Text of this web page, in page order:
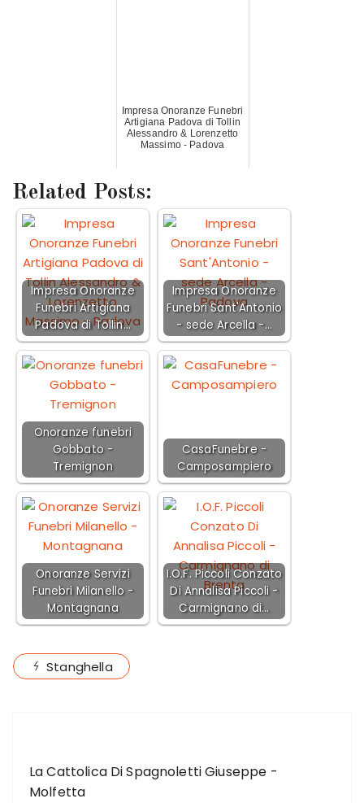
Impresa Onoranze Funebri
Artigiana Padova di Tollin
Alessandro & Lorenzetto
Massimo - Padova
Related Posts:
Impresa Onoranze
Funebri Artigiana
Padova di Tollin…
Impresa Onoranze
Funebri Sant'Antonio
- sede Arcella -…
Onoranze funebri
Gobbato -
Tremignon
CasaFunebre -
Camposampiero
Onoranze Servizi
Funebri Milanello -
Montagnana
I.O.F. Piccoli Conzato
Di Annalisa Piccoli -
Carmignano di…
Stanghella
La Cattolica Di Spagnoletti Giuseppe -
Molfetta